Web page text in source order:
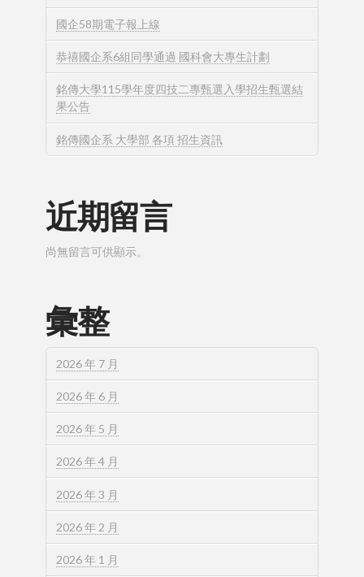
國企58期電子報上線
恭禧國企系6組同學通過 國科會大專生計劃
銘傳大學115學年度四技二專甄選入學招生甄選結
果公告
銘傳國企系 大學部 各項 招生資訊
近期留言
尚無留言可供顯示。
彙整
2026 年 7 月
2026 年 6 月
2026 年 5 月
2026 年 4 月
2026 年 3 月
2026 年 2 月
2026 年 1 月